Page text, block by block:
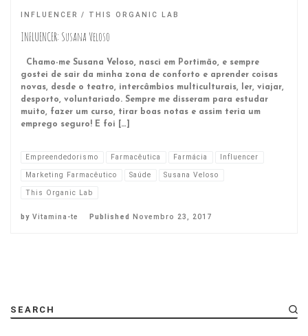
INFLUENCER THIS ORGANIC LAB
INFLUENCER: Susana Veloso
Chamo-me Susana Veloso, nasci em Portimão, e sempre
gostei de sair da minha zona de conforto e aprender coisas
novas, desde o teatro, intercâmbios multiculturais, ler, viajar,
desporto, voluntariado. Sempre me disseram para estudar
muito, fazer um curso, tirar boas notas e assim teria um
emprego seguro! E foi […]
Empreendedorismo Farmacêutica Farmácia
Influencer
Marketing Farmacêutico
Saúde
Susana Veloso
This Organic Lab
by Vitamina-te Published Novembro 23, 2017
SEARCH